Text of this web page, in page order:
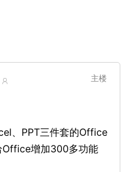
主楼
、PPT三件套的Office
Office增加300多功能